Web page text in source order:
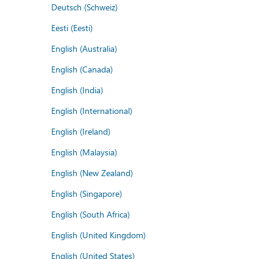
Deutsch (Schweiz)
Eesti (Eesti)
English (Australia)
English (Canada)
English (India)
English (International)
English (Ireland)
English (Malaysia)
English (New Zealand)
English (Singapore)
English (South Africa)
English (United Kingdom)
English (United States)